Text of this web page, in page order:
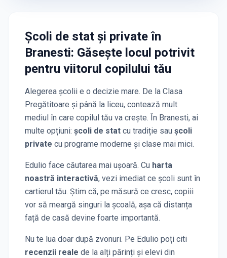
Școli de stat și privateîn
Branesti: Găsește locul potrivit
pentru viitorul copilului tău
Alegerea școlii e o decizie mare. De la Clasa
Pregătitoare și până la liceu, contează mult
mediul în care copilul tău va crește. În Branesti, ai
multe opțiuni: școli de stat cu tradiție sau școli
private cu programe moderne și clase mai mici.
Edulio face căutarea mai ușoară. Cu harta
noastră interactivă, vezi imediat ce școli sunt în
cartierul tău. Știm că, pe măsură ce cresc, copiii
vor să meargă singuri la școală, așa că distanța
față de casă devine foarte importantă.
Nu te lua doar după zvonuri. Pe Edulio poți citi
recenzii reale de la alți părinți și elevi din